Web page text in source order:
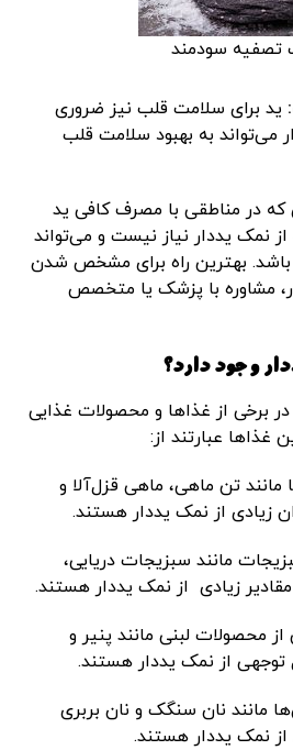
تصفیه سودمند
ید برای سلامت قلب نیز ضروری
به بهبود سلامت قلب
که در مناطقی با مصرف کافی ید
نمک یددار نیاز نیست و می‌تواند
باشد. بهترین راه برای مشخص شدن
مشاوره با پزشک یا متخصص
وجود دارد؟
برخی از غذاها و محصولات غذایی
غذاها عبارتند از:
مانند تن ماهی، ماهی قزل‌آلا و
زیادی از نمک یددار هستند.
مانند سبزیجات دریایی،
زیادی از نمک یددار هستند.
از محصولات لبنی مانند پنیر و
توجهی از نمک یددار هستند.
مانند نان سنگک و نان بربری
نمک یددار هستند.